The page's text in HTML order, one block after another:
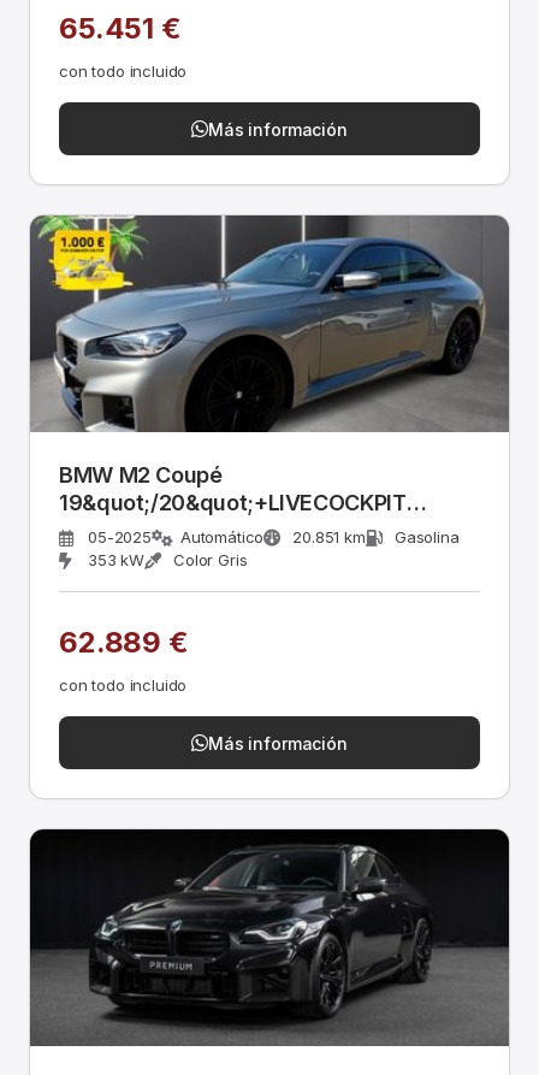
65.451 €
con todo incluido
Más información
BMW M2 Coupé
19&quot;/20&quot;+LIVECOCKPIT
PRO+HEAD UP+DR. ASS
05-2025 Automático 20.851 km
Gasolina
353 kW
Color Gris
62.889 €
con todo incluido
Más información